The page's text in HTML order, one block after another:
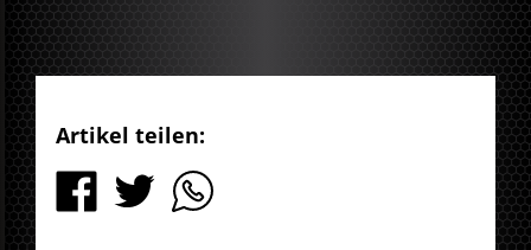
Artikel teilen: